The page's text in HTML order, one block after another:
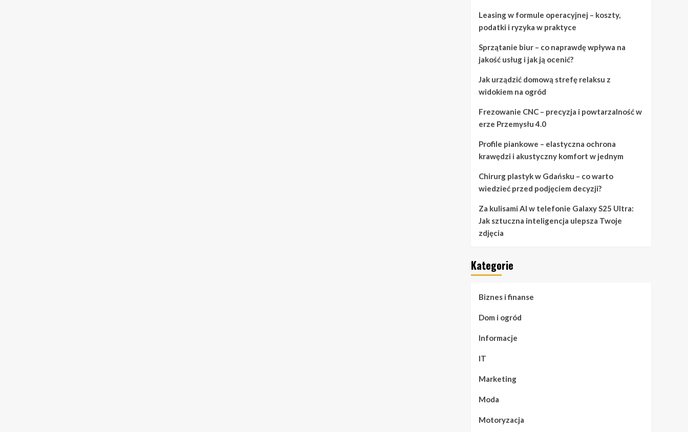
Leasing w formule operacyjnej – koszty,
podatki i ryzyka w praktyce
Sprzątanie biur – co naprawdę wpływa na
jakość usług i jak ją ocenić?
Jak urządzić domową strefę relaksu z
widokiem na ogród
Frezowanie CNC – precyzja i powtarzalność w
erze Przemysłu 4.0
Profile piankowe – elastyczna ochrona
krawędzi i akustyczny komfort w jednym
Chirurg plastyk w Gdańsku – co warto
wiedzieć przed podjęciem decyzji?
Za kulisami AI w telefonie Galaxy S25 Ultra:
Jak sztuczna inteligencja ulepsza Twoje
zdjęcia
Kategorie
Biznes i finanse
Dom i ogród
Informacje
IT
Marketing
Moda
Motoryzacja